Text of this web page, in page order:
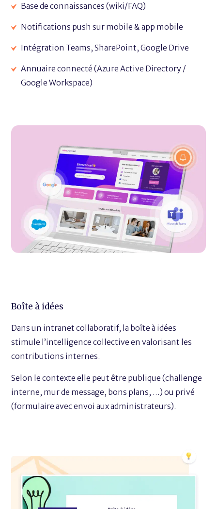
Base de connaissances (wiki/FAQ)
Notifications push sur mobile & app mobile
Intégration Teams, SharePoint, Google Drive
Annuaire connecté (Azure Active Directory /
Google Workspace)
Boîte à idées
Dans un intranet collaboratif, la boîte à idées
stimule l’intelligence collective en valorisant les
contributions internes.
Selon le contexte elle peut être publique (challenge
interne, mur de message, bons plans, …) ou privé
(formulaire avec envoi aux administrateurs).